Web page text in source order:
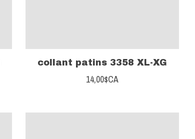
collant patins 3358 XL-XG
14,00$CA